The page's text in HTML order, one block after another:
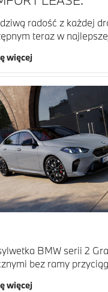
radość z każdej
teraz w
więcej
BMW serii 2
bez ramy
więcej